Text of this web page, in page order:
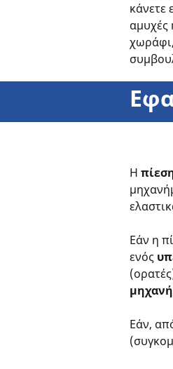
κάνετε
αμυχές
Η
Εάν η
ενός
Εάν,